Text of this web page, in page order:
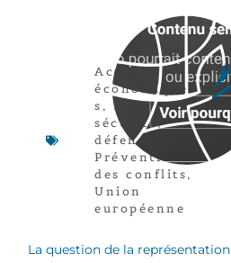
Acteurs
économique
s ,Paix,
sécurité,
défense
Prévention
des conflits,
Union
européenne
La question de la